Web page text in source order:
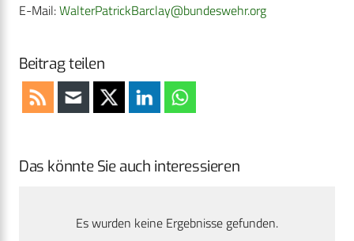
E-Mail:WalterPatrickBarclay@bundeswehr.org
Beitrag teilen
Das könnte Sie auch interessieren
Es wurden keine Ergebnisse gefunden.